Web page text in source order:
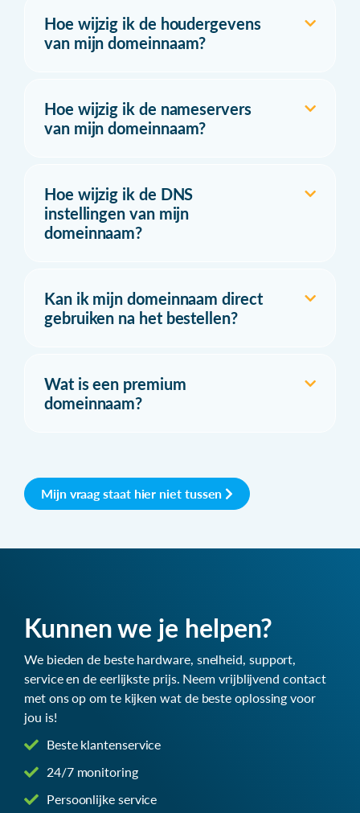
Hoe wijzig ik de houdergevens
van mijn domeinnaam?
Hoe wijzig ik de nameservers
van mijn domeinnaam?
Hoe wijzig ik de DNS
instellingen van mijn
domeinnaam?
Kan ik mijn domeinnaam direct
gebruiken na het bestellen?
Wat is een premium
domeinnaam?
Mijn vraag staat hier niet tussen
Kunnen we je helpen?
We bieden de beste hardware, snelheid, support,
service en de eerlijkste prijs. Neem vrijblijvend contact
met ons op om te kijken wat de beste oplossing voor
jou is!
Beste klantenservice
24/7 monitoring
Persoonlijke service